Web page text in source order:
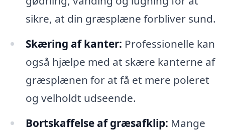
sikre, at din græsplæne forbliver sund.
Skæring af kanter: Professionelle kan
også hjælpe med at skære kanterne af
græsplænen for at få et mere poleret
og velholdt udseende.
Bortskaffelse af græsafklip: Mange